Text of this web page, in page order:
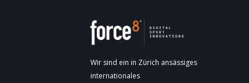
Wir sind ein in Zürich ansässiges
internationales